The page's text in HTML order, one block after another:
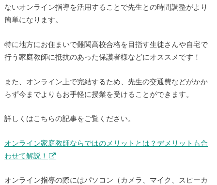
ないオンライン指導を活用することで先生との時間調整がより
簡単になります。
特に地方にお住まいで難関高校合格を目指す生徒さんや自宅で
行う家庭教師に抵抗のあった保護者様などにオススメです！
また、オンライン上で完結するため、先生の交通費などがかか
らず今までよりもお手軽に授業を受けることができます。
詳しくはこちらの記事をご覧ください。
オンライン家庭教師ならではのメリットとは？デメリットも合
わせて解説！
オンライン指導の際にはパソコン（カメラ、マイク、スピーカ